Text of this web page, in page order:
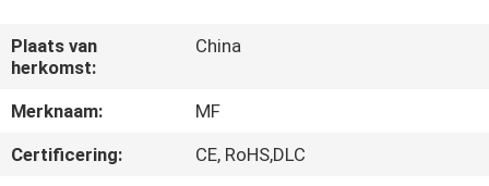
OVER
ONS
FABRIEKSREIS
Plaats van
herkomst:
China
Merknaam:
MF
Certificering:
CE, RoHS,DLC